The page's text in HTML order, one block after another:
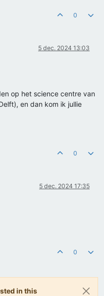
0
5 dec. 2024 13:03
op het science centre van
en dan kom ik jullie
0
5 dec. 2024 17:35
0
in this